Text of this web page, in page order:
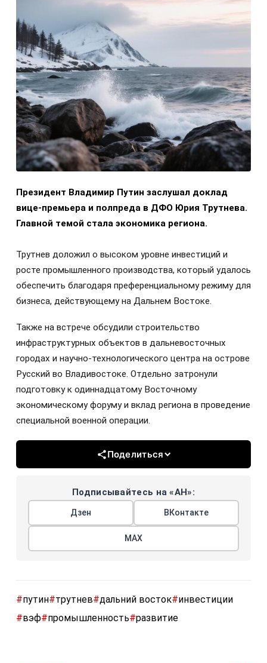
Президент Владимир Путин заслушал доклад
вице-премьера и полпреда в ДФО Юрия Трутнева.
Главной темой стала экономика региона.
Трутнев доложил о высоком уровне инвестиций и
росте промышленного производства, который удалось
обеспечить благодаря преференциальному режиму для
бизнеса, действующему на Дальнем Востоке.
Также на встрече обсудили строительство
инфраструктурных объектов в дальневосточных
городах и научно-технологического центра на острове
Русский во Владивостоке. Отдельно затронули
подготовку к одиннадцатому Восточному
экономическому форуму и вклад региона в проведение
специальной военной операции.
Поделиться
Подписывайтесь на «АН»:
Дзен ВКонтакте
МАХ
#путин#трутнев#дальний восток#инвестиции
#вэф#промышленность#развитие